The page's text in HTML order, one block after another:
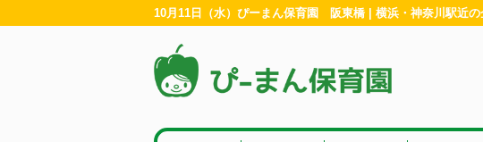
10月11日（水）ぴーまん保育園 阪東橋 | 横浜・神奈川駅近の